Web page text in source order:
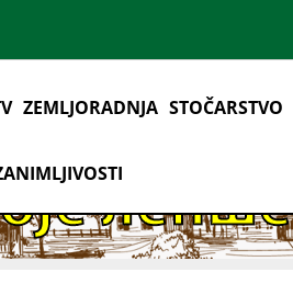
ZEMLJORADNJA STOČARSTVO